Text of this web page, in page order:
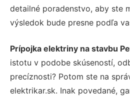
detailné poradenstvo, aby ste
výsledok bude presne podľa
Prípojka elektriny na stavbu
istotu v podobe skúseností,
precíznosti? Potom ste na
elektrikar.sk. Inak povedané,